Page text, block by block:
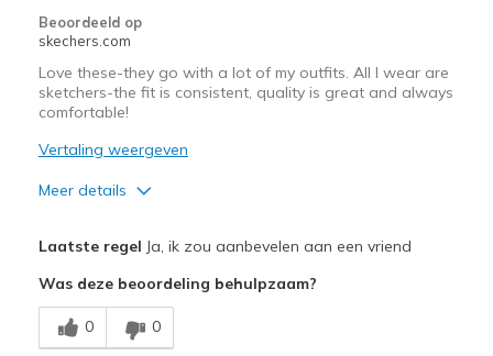
de
migratiegeschiedenis
van
de
page_id
Beoordeeld op
skechers.com
Love these-they go with a lot of my outfits. All I wear are
sketchers-the fit is consistent, quality is great and always
comfortable!
Vertaling weergeven
Meer details
Comfortable
Stylish
Laatste regel Ja, ik zou aanbevelen aan een vriend
Was deze beoordeling behulpzaam?
0 0